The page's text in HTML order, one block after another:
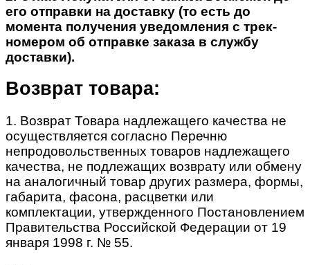
его отправки на доставку (то есть до
момента получения уведомления с трек-
номером об отправке заказа в службу
доставки).
Возврат товара:
1. Возврат Товара надлежащего качества не
осуществляется согласно Перечню
непродовольственных товаров надлежащего
качества, не подлежащих возврату или обмену
на аналогичный товар других размера, формы,
габарита, фасона, расцветки или
комплектации, утвержденного Постановлением
Правительства Российской Федерации от 19
января 1998 г. № 55.